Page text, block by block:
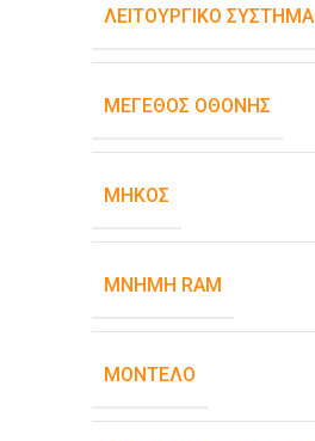
ΛΕΙΤΟΥΡΓΙΚΌ ΣΎΣΤΗΜΑ
ΜΈΓΕΘΟΣ ΟΘΌΝΗΣ
ΜΉΚΟΣ
ΜΝΉΜΗ RAM
ΜΟΝΤΈΛΟ